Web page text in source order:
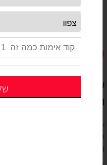
שמלות ערב
שמלות ערב צנועות ,
המעצבות והחנויות
שיק דתית אנחנו כאו עבורך :
ערב צנועות לדתיות. השמלות
וחרדיות השמלות לקניה או